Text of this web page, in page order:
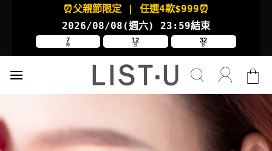
⏰父親節限定 | 任選4款$999⏰
2026/08/08(週六) 23:59結束
7
時
12
分
31
秒